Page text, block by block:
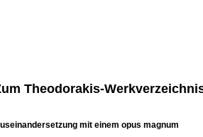
Theodorakis-
mit einem opus magnum